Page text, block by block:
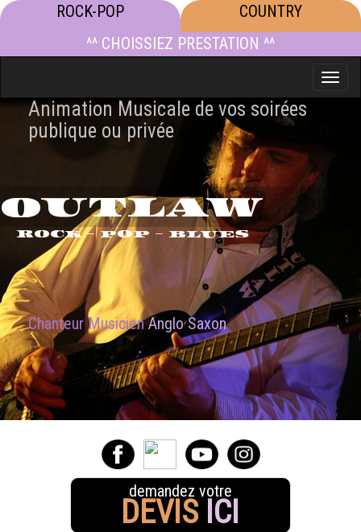
ROCK-POP
COUNTRY
^^ CHOISSIEZ PRESTATION ^^
Toggle
Animation Musicale de vos soirées
publique ou privée
OUTLAW
ROCK - POP - BLUES
Chanteur MusicienAnglo Saxon
demandez votre
DEVIS ICI